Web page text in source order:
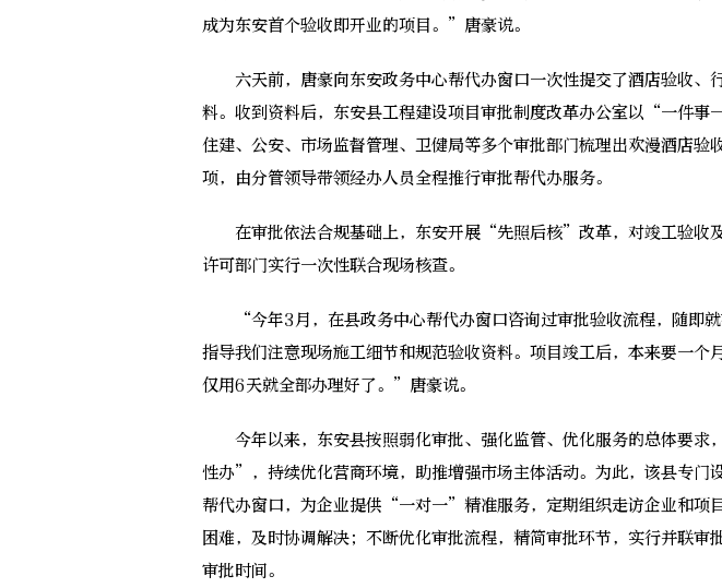
成为东安首个验收即开业的项目。”唐豪说。
六天前，唐豪向东安政务中心帮代办窗口一次性提交了酒店验收、
料。收到资料后，东安县工程建设项目审批制度改革办公室以“一件事
住建、公安、市场监督管理、卫健局等多个审批部门梳理出欢漫酒店验
项，由分管领导带领经办人员全程推行审批帮代办服务。
在审批依法合规基础上，东安开展“先照后核”改革，对竣工验收
许可部门实行一次性联合现场核查。
“今年3月，在县政务中心帮代办窗口咨询过审批验收流程，随即就
指导我们注意现场施工细节和规范验收资料。项目竣工后，本来要一个
仅用6天就全部办理好了。”唐豪说。
今年以来，东安县按照弱化审批、强化监管、优化服务的总体要求
性办”，持续优化营商环境，助推增强市场主体活动。为此，该县专门
帮代办窗口，为企业提供“一对一”精准服务，定期组织走访企业和项
困难，及时协调解决；不断优化审批流程，精简审批环节，实行并联审
审批时间。